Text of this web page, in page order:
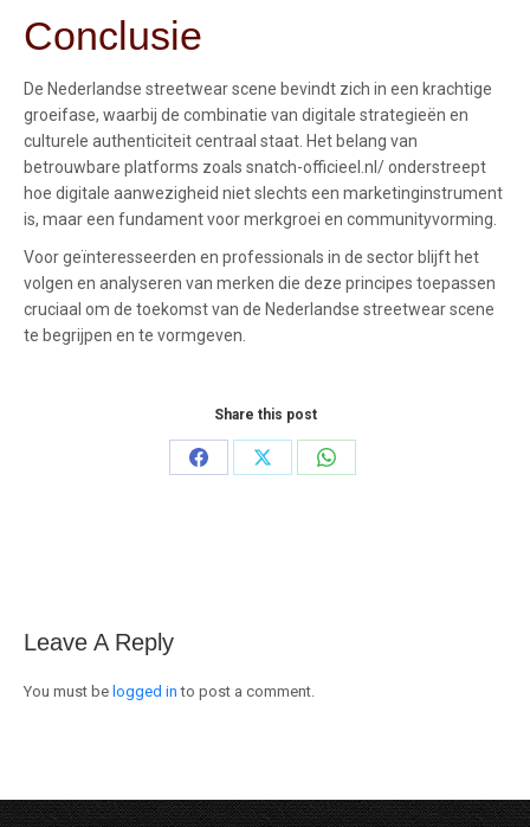
Conclusie
De Nederlandse streetwear scene bevindt zich in een krachtige
groeifase, waarbij de combinatie van digitale strategieën en
culturele authenticiteit centraal staat. Het belang van
betrouwbare platforms zoals snatch-officieel.nl/ onderstreept
hoe digitale aanwezigheid niet slechts een marketinginstrument
is, maar een fundament voor merkgroei en communityvorming.
Voor geïnteresseerden en professionals in de sector blijft het
volgen en analyseren van merken die deze principes toepassen
cruciaal om de toekomst van de Nederlandse streetwear scene
te begrijpen en te vormgeven.
Share this post
Share
Share
Share
Leave A Reply
You must be logged in to post a comment.